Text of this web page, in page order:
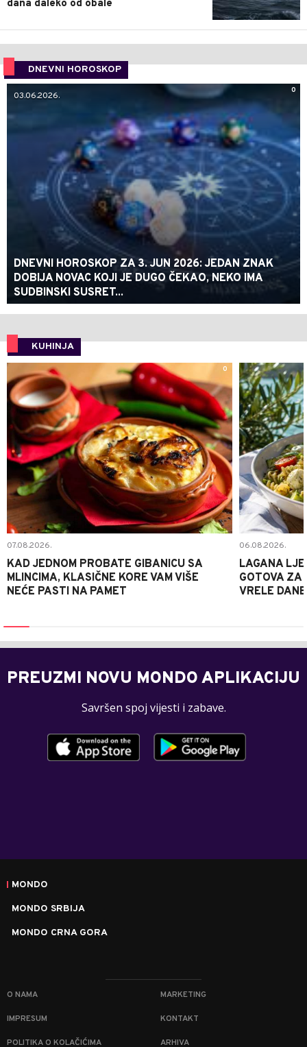
dana daleko od obale
DNEVNI HOROSKOP
0
03.06.2026.
DNEVNI HOROSKOP ZA 3. JUN 2026: JEDAN ZNAK
DOBIJA NOVAC KOJI JE DUGO ČEKAO, NEKO IMA
SUDBINSKI SUSRET...
KUHINJA
0
07.08.2026.
KAD JEDNOM PROBATE GIBANICU SA
MLINCIMA, KLASIČNE KORE VAM VIŠE
NEĆE PASTI NA PAMET
06.08.2026.
LAGANA
GOTOVA ZA
VRELE DANE
PREUZMI NOVU MONDO APLIKACIJU
Savršen spoj vijesti i zabave.
MONDO
MONDO SRBIJA
MONDO CRNA GORA
O NAMA MARKETING
IMPRESUM KONTAKT
POLITIKA O KOLAČIĆIMA ARHIVA